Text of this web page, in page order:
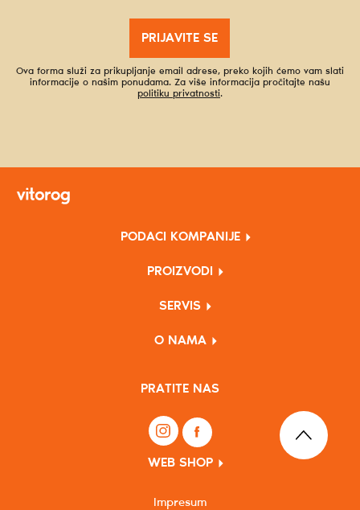
PRIJAVITE SE
Ova forma služi za prikupljanje email adrese, preko kojih ćemo vam slati
informacije o našim ponudama. Za više informacija pročitajte našu
politiku privatnosti.
PODACI KOMPANIJE
PROIZVODI
SERVIS
O NAMA
PRATITE NAS
WEB SHOP
Impresum